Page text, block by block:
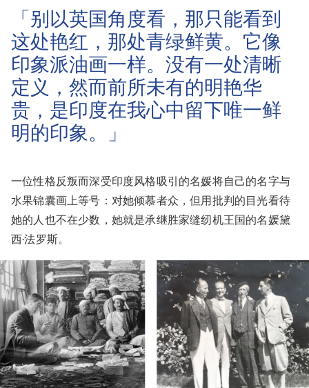
「别以英国角度看，那只能看到
这处艳红，那处青绿鲜黄。它像
印象派油画一样。没有一处清晰
定义，然而前所未有的明艳华
贵，是印度在我心中留下唯一鲜
明的印象。」
一位性格反叛而深受印度风格吸引的名媛将自己的名字与
水果锦囊画上等号：对她倾慕者众，但用批判的目光看待
她的人也不在少数，她就是承继胜家缝纫机王国的名媛黛
西·法罗斯。